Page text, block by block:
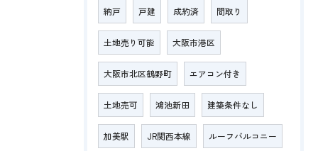
納戸 戸建 成約済 間取り
土地売り可能 大阪市港区
大阪市北区鶴野町 エアコン付き
土地売可 鴻池新田 建築条件なし
加美駅 JR関西本線 ルーフバルコニー